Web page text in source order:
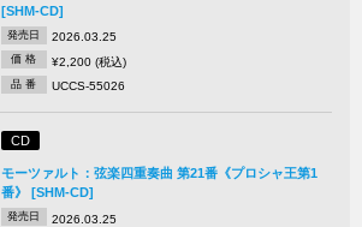
[SHM-CD]
発売日 2026.03.25
価 格 ¥2,200 (税込)
品 番 UCCS-55026
CD
モーツァルト：弦楽四重奏曲 第21番《プロシャ王第1
番》 [SHM-CD]
発売日 2026.03.25